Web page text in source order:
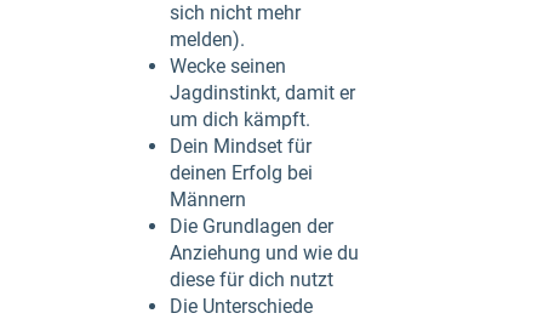
sich nicht mehr
melden).
Wecke seinen
Jagdinstinkt, damit er
um dich kämpft.
Dein Mindset für
deinen Erfolg bei
Männern
Die Grundlagen der
Anziehung und wie du
diese für dich nutzt
Die Unterschiede